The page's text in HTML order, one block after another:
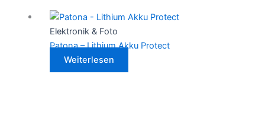
Elektronik & Foto
Patona – Lithium Akku Protect
Weiterlesen